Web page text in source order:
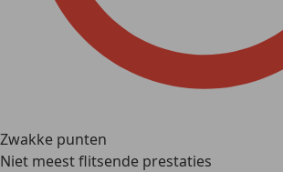
Zwakke punten
Niet meest flitsende prestaties